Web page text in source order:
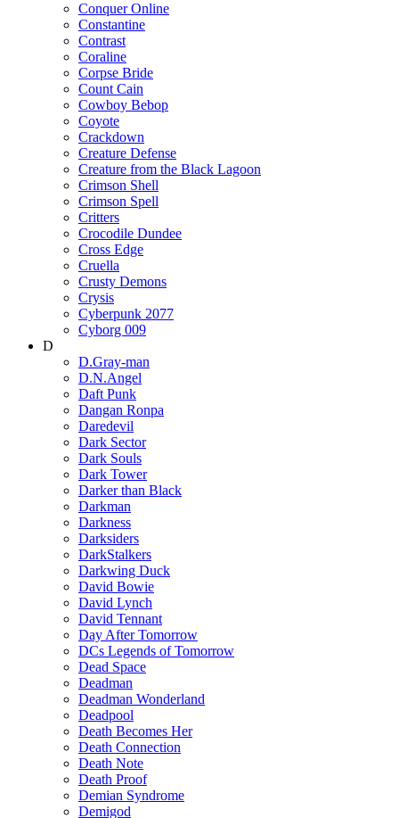
Conquer Online
Constantine
Contrast
Coraline
Corpse Bride
Count Cain
Cowboy Bebop
Coyote
Crackdown
Creature Defense
Creature from the Black Lagoon
Crimson Shell
Crimson Spell
Critters
Crocodile Dundee
Cross Edge
Cruella
Crusty Demons
Crysis
Cyberpunk 2077
Cyborg 009
D
D.Gray-man
D.N.Angel
Daft Punk
Dangan Ronpa
Daredevil
Dark Sector
Dark Souls
Dark Tower
Darker than Black
Darkman
Darkness
Darksiders
DarkStalkers
Darkwing Duck
David Bowie
David Lynch
David Tennant
Day After Tomorrow
DCs Legends of Tomorrow
Dead Space
Deadman
Deadman Wonderland
Deadpool
Death Becomes Her
Death Connection
Death Note
Death Proof
Demian Syndrome
Demigod